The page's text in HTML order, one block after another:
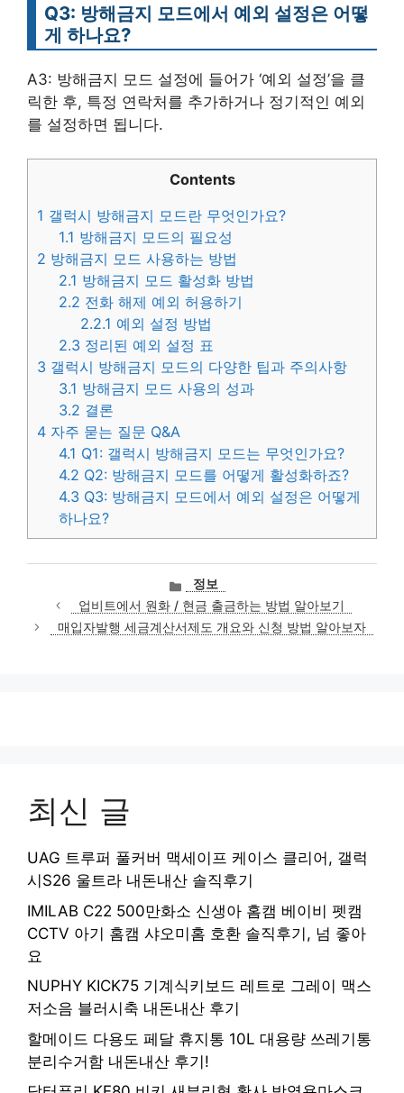
Q3: 방해금지 모드에서 예외 설정은 어떻
게 하나요?
A3: 방해금지 모드 설정에 들어가 ‘예외 설정’을 클
릭한 후, 특정 연락처를 추가하거나 정기적인 예외
를 설정하면 됩니다.
Contents
1 갤럭시 방해금지 모드란 무엇인가요?
1.1 방해금지 모드의 필요성
2 방해금지 모드 사용하는 방법
2.1 방해금지 모드 활성화 방법
2.2 전화 해제 예외 허용하기
2.2.1 예외 설정 방법
2.3 정리된 예외 설정 표
3 갤럭시 방해금지 모드의 다양한 팁과 주의사항
3.1 방해금지 모드 사용의 성과
3.2 결론
4 자주 묻는 질문 Q&A
4.1 Q1: 갤럭시 방해금지 모드는 무엇인가요?
4.2 Q2: 방해금지 모드를 어떻게 활성화하죠?
4.3 Q3: 방해금지 모드에서 예외 설정은 어떻게
하나요?
카
테
고
리
정보
업비트에서 원화 / 현금 출금하는 방법 알아보기
매입자발행 세금계산서제도 개요와 신청 방법 알아보자
최신 글
UAG 트루퍼 풀커버 맥세이프 케이스 클리어, 갤럭
시S26 울트라 내돈내산 솔직후기
IMILAB C22 500만화소 신생아 홈캠 베이비 펫캠
CCTV 아기 홈캠 샤오미홈 호환 솔직후기, 넘 좋아
요
NUPHY KICK75 기계식키보드 레트로 그레이 맥스
저소음 블러시축 내돈내산 후기
할메이드 다용도 페달 휴지통 10L 대용량 쓰레기통
분리수거함 내돈내산 후기!